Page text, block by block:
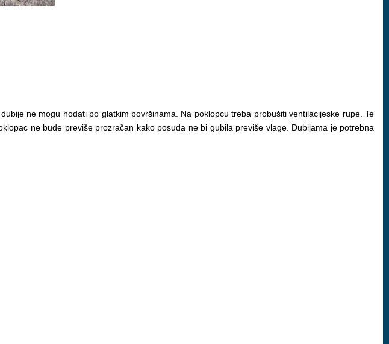
ne mogu hodati po glatkim površinama. Na poklopcu treba probušiti ventilacijeske rupe. Te
ne bude previše prozračan kako posuda ne bi gubila previše vlage. Dubijama je potrebna